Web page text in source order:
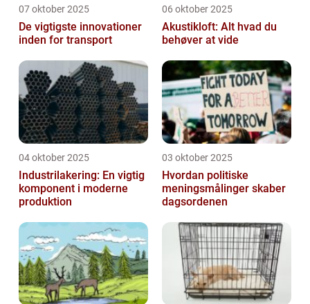
07 oktober 2025
De vigtigste innovationer
inden for transport
06 oktober 2025
Akustikloft: Alt hvad du
behøver at vide
04 oktober 2025
Industrilakering: En vigtig
komponent i moderne
produktion
03 oktober 2025
Hvordan politiske
meningsmålinger skaber
dagsordenen